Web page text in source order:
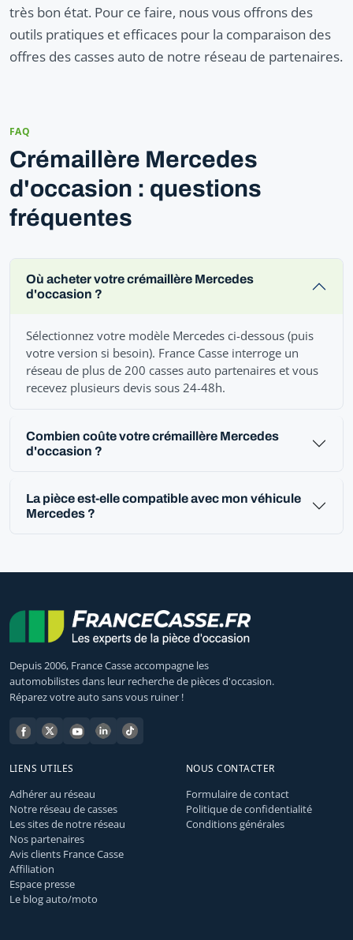
très bon état. Pour ce faire, nous vous offrons des
outils pratiques et efficaces pour la comparaison des
offres des casses auto de notre réseau de partenaires.
FAQ
Crémaillère Mercedes
d'occasion : questions
fréquentes
Où acheter votre crémaillère Mercedes
d'occasion ?
Sélectionnez votre modèle Mercedes ci-dessous (puis
votre version si besoin). France Casse interroge un
réseau de plus de 200 casses auto partenaires et vous
recevez plusieurs devis sous 24-48h.
Combien coûte votre crémaillère Mercedes
d'occasion ?
La pièce est-elle compatible avec mon véhicule
Mercedes ?
Depuis 2006, France Casse accompagne les
automobilistes dans leur recherche de pièces d'occasion.
Réparez votre auto sans vous ruiner !
LIENS UTILES
Adhérer au réseau
Notre réseau de casses
Les sites de notre réseau
Nos partenaires
Avis clients France Casse
Affiliation
Espace presse
Le blog auto/moto
NOUS CONTACTER
Formulaire de contact
Politique de confidentialité
Conditions générales